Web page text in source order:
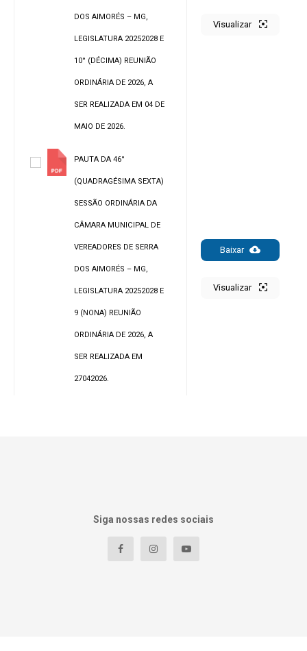
DOS AIMORÉS – MG,
LEGISLATURA 20252028 E
10° (DÉCIMA) REUNIÃO
ORDINÁRIA DE 2026, A
SER REALIZADA EM 04 DE
MAIO DE 2026.
Visualizar
PAUTA DA 46°
(QUADRAGÉSIMA SEXTA)
SESSÃO ORDINÁRIA DA
CÂMARA MUNICIPAL DE
VEREADORES DE SERRA
DOS AIMORÉS – MG,
LEGISLATURA 20252028 E
9 (NONA) REUNIÃO
ORDINÁRIA DE 2026, A
SER REALIZADA EM
27042026.
Baixar
Visualizar
Siga nossas redes sociais